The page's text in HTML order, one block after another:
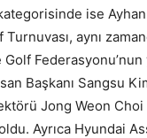
ise Ayhan
aynı
Başkanı Sangsu
Jong Weon
Ayrıca Hyundai